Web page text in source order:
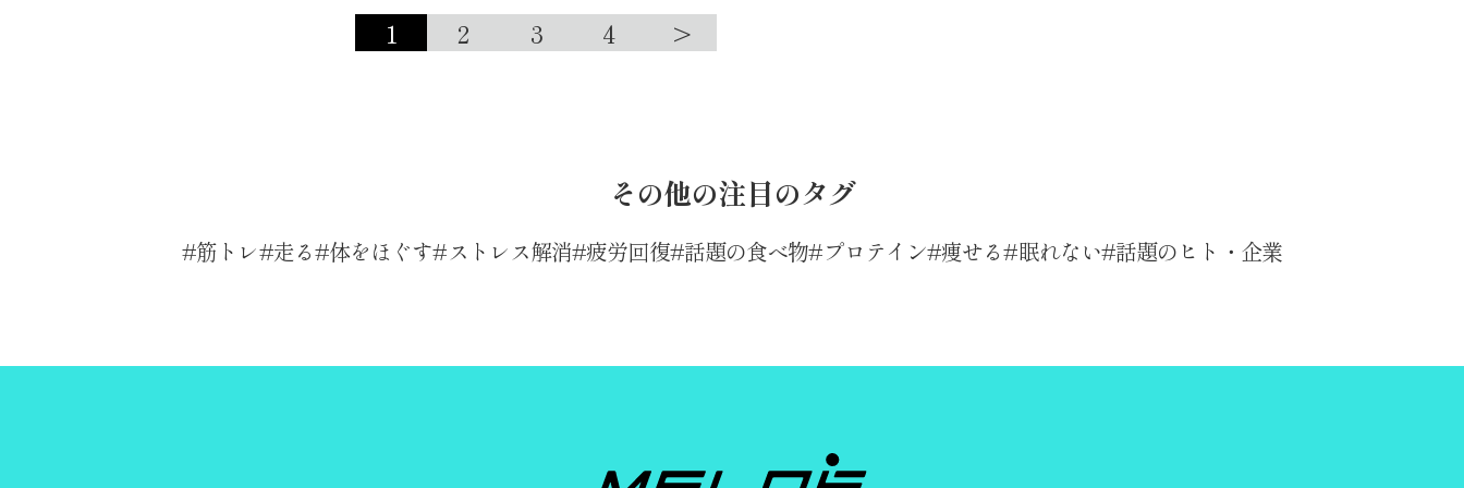
1 2 3 4 >
その他の注目のタグ
筋トレ 走る 体をほぐす ストレス解消 疲労回復 話題の食べ物 プロテイン 痩せる 眠れない 話題のヒト・企業